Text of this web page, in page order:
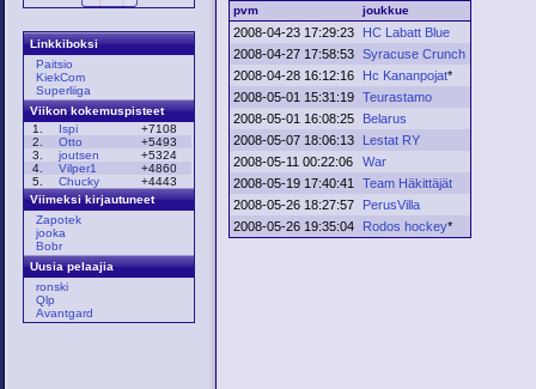
Linkkiboksi
Paitsio
KiekCom
Superliiga
Viikon kokemuspisteet
1.
Ispi
+7108
2.
Otto
+5493
3.
joutsen
+5324
4.
Vilper1
+4860
5.
Chucky
+4443
Viimeksi kirjautuneet
Zapotek
jooka
Bobr
Uusia pelaajia
ronski
Qlp
Avantgard
pvm joukkue
2008-04-23 17:29:23
HC Labatt Blue
2008-04-27 17:58:53 Syracuse Crunch
2008-04-28 16:12:16
Hc Kananpojat*
2008-05-01 15:31:19 Teurastamo
2008-05-01 16:08:25
Belarus
2008-05-07 18:06:13
Lestat RY
2008-05-11 00:22:06
War
2008-05-19 17:40:41
Team Häkittäjät
2008-05-26 18:27:57
PerusVilla
2008-05-26 19:35:04
Rodos hockey*